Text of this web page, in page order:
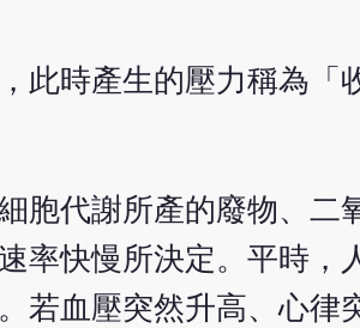
此時產生的壓力稱為「
胞代謝所產的廢物、二
率快慢所決定。平時，
若血壓突然升高、心律